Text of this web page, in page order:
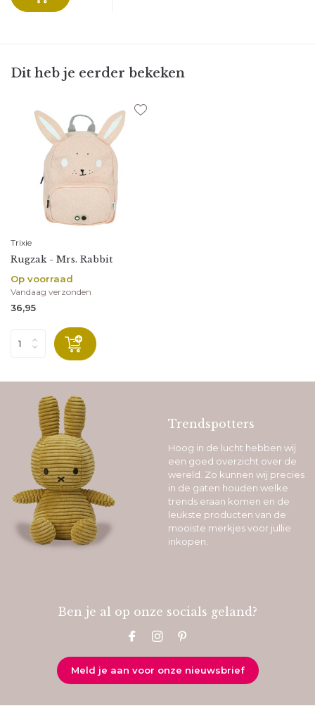
Dit heb je eerder bekeken
Trixie
Rugzak - Mrs. Rabbit
Op voorraad
Vandaag verzonden
36,95
Trendspotters
Hoog in de lucht hebben wij
een goed overzicht over de
wereld. Zo kunnen wij precies
in de gaten houden welke
trends eraan komen en de
leukste producten van de
mooiste merkjes voor jullie
inkopen.
Ben je al op onze socials geland?
Meld je aan voor onze nieuwsbrief